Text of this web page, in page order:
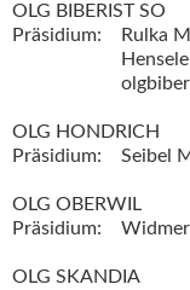
OLG BIBERIST SO
Präsidium:
Rulka
OLG HONDRICH
Präsidium:
Seibel
OLG OBERWIL
Präsidium:
OLG SKANDIA